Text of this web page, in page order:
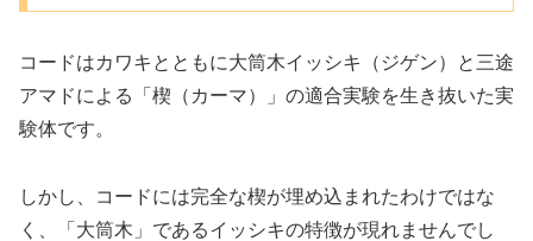
コードはカワキとともに大筒木イッシキ（ジゲン）と三途
アマドによる「楔（カーマ）」の適合実験を生き抜いた実
験体です。
しかし、コードには完全な楔が埋め込まれたわけではな
く、「大筒木」であるイッシキの特徴が現れませんでし